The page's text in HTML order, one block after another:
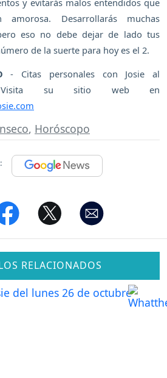
y evitarás malos entendidos que
Desarrollarás muchas
eso no debe dejar de lado tus
de la suerte para hoy es el 2.
- Citas personales con Josie al
su sitio web en
, Horóscopo
RELACIONADOS